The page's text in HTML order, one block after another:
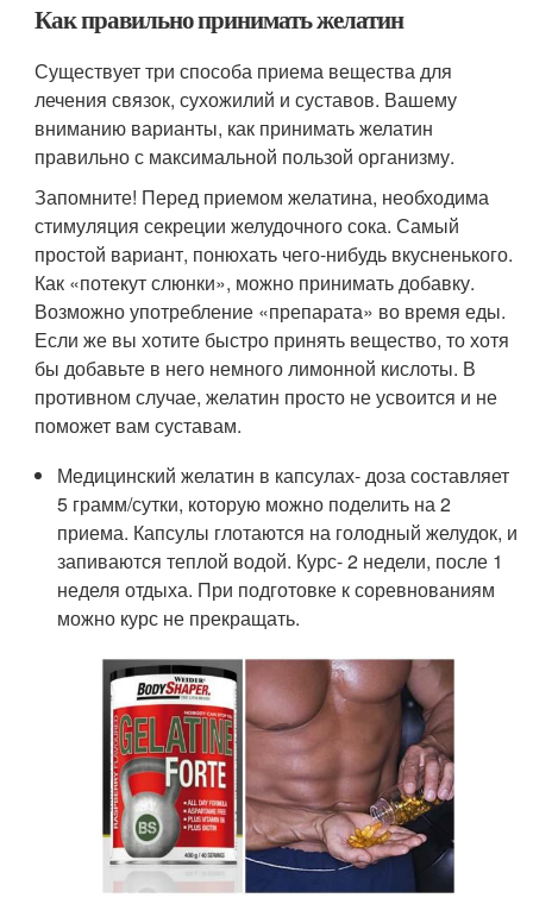
Как правильно принимать желатин
Существует три способа приема вещества для
лечения связок, сухожилий и суставов. Вашему
вниманию варианты, как принимать желатин
правильно с максимальной пользой организму.
Запомните! Перед приемом желатина, необходима
стимуляция секреции желудочного сока. Самый
простой вариант, понюхать чего-нибудь вкусненького.
Как «потекут слюнки», можно принимать добавку.
Возможно употребление «препарата» во время еды.
Если же вы хотите быстро принять вещество, то хотя
бы добавьте в него немного лимонной кислоты. В
противном случае, желатин просто не усвоится и не
поможет вам суставам.
Медицинский желатин в капсулах- доза составляет
5 грамм/сутки, которую можно поделить на 2
приема. Капсулы глотаются на голодный желудок, и
запиваются теплой водой. Курс- 2 недели, после 1
неделя отдыха. При подготовке к соревнованиям
можно курс не прекращать.